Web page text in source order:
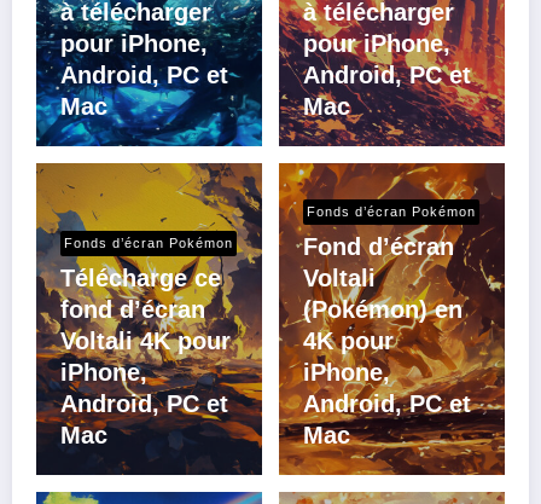
à télécharger
pour iPhone,
Android, PC et
Mac
à télécharger
pour iPhone,
Android, PC et
Mac
Fonds d’écran Pokémon
Télécharge ce
fond d’écran
Voltali 4K pour
iPhone,
Android, PC et
Mac
Fonds d’écran Pokémon
Fond d’écran
Voltali
(Pokémon) en
4K pour
iPhone,
Android, PC et
Mac